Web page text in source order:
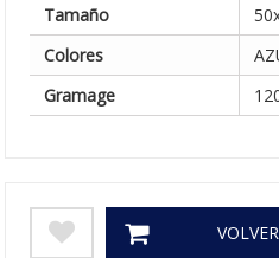
Tamaño
Colores
Gramage